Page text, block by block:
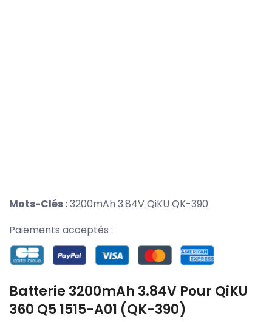
Mots-Clés :3200mAh 3.84VQiKU QK-390
Paiements acceptés :
Batterie 3200mAh 3.84V Pour QiKU
360 Q5 1515-A01 (QK-390)